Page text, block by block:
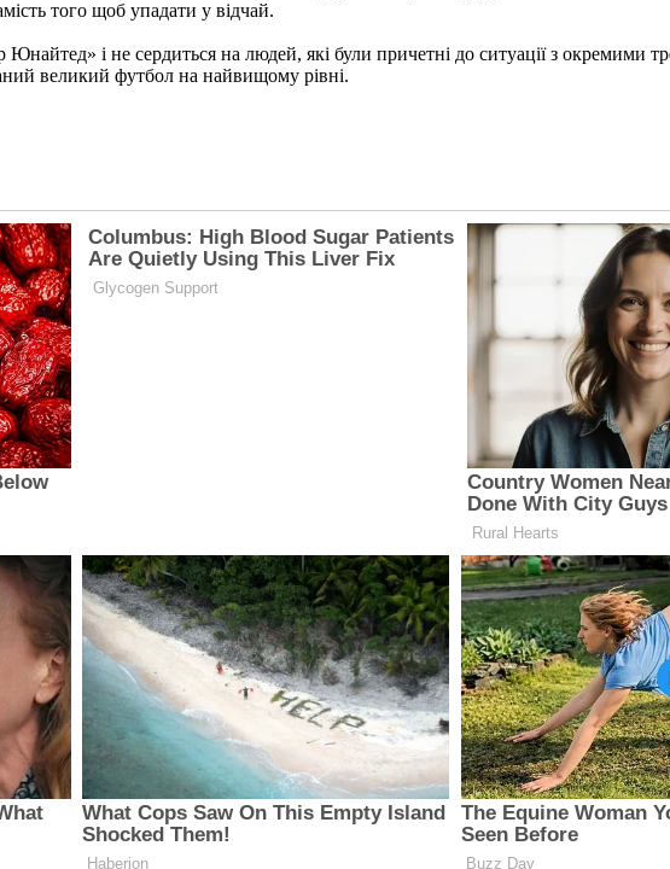
того щоб упадати у відчай.
і не сердиться на людей, які були причетні до ситуації з окремими
великий футбол на найвищому рівні.​